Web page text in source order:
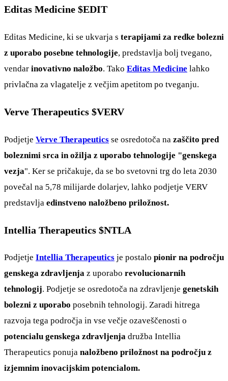
Editas Medicine $EDIT
Editas Medicine, ki se ukvarja s terapijami za redke bolezni
z uporabo posebne tehnologije, predstavlja bolj tvegano,
vendar inovativno naložbo. Tako Editas Medicine lahko
privlačna za vlagatelje z večjim apetitom po tveganju.
Verve Therapeutics $VERV
Podjetje Verve Therapeutics se osredotoča na zaščito pred
boleznimi srca in ožilja z uporabo tehnologije "genskega
vezja". Ker se pričakuje, da se bo svetovni trg do leta 2030
povečal na 5,78 milijarde dolarjev, lahko podjetje VERV
predstavlja edinstveno naložbeno priložnost.
Intellia Therapeutics $NTLA
Podjetje Intellia Therapeutics je postalo pionir na področju
genskega zdravljenja z uporabo revolucionarnih
tehnologij. Podjetje se osredotoča na zdravljenje genetskih
bolezni z uporabo posebnih tehnologij. Zaradi hitrega
razvoja tega področja in vse večje ozaveščenosti o
potencialu genskega zdravljenja družba Intellia
Therapeutics ponuja naložbeno priložnost na področju z
izjemnim inovacijskim potencialom.